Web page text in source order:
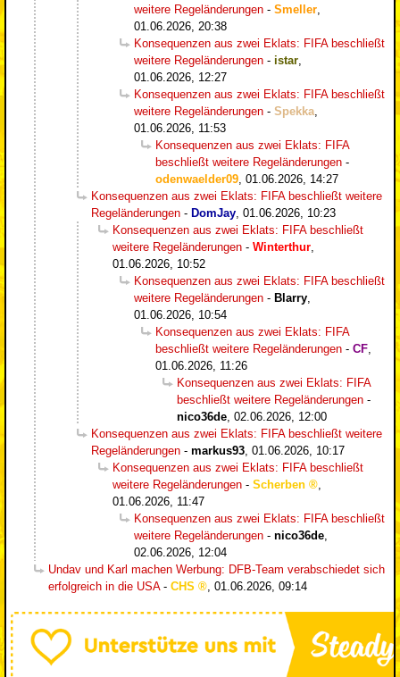
weitere Regeländerungen - Smeller
01.06.2026, 20:38
Konsequenzen aus zwei Eklats: FIFA beschließt
weitere Regeländerungen - istar
01.06.2026, 12:27
Konsequenzen aus zwei Eklats: FIFA beschließt
weitere Regeländerungen - Spekka
01.06.2026, 11:53
Konsequenzen aus zwei Eklats: FIFA
beschließt weitere Regeländerungen -
odenwaelder09 01.06.2026, 14:27
Konsequenzen aus zwei Eklats: FIFA beschließt weitere
Regeländerungen - DomJay 01.06.2026, 10:23
Konsequenzen aus zwei Eklats: FIFA beschließt
weitere Regeländerungen - Winterthur
01.06.2026, 10:52
Konsequenzen aus zwei Eklats: FIFA beschließt
weitere Regeländerungen - Blarry
01.06.2026, 10:54
Konsequenzen aus zwei Eklats: FIFA
beschließt weitere Regeländerungen - CF
01.06.2026, 11:26
Konsequenzen aus zwei Eklats: FIFA
beschließt weitere Regeländerungen -
nico36de 02.06.2026, 12:00
Konsequenzen aus zwei Eklats: FIFA beschließt weitere
Regeländerungen - markus93 01.06.2026, 10:17
Konsequenzen aus zwei Eklats: FIFA beschließt
weitere Regeländerungen - Scherben
01.06.2026, 11:47
Konsequenzen aus zwei Eklats: FIFA beschließt
weitere Regeländerungen - nico36de
02.06.2026, 12:04
Undav und Karl machen Werbung: DFB-Team verabschiedet sich
erfolgreich in die USA- CHS 01.06.2026, 09:14